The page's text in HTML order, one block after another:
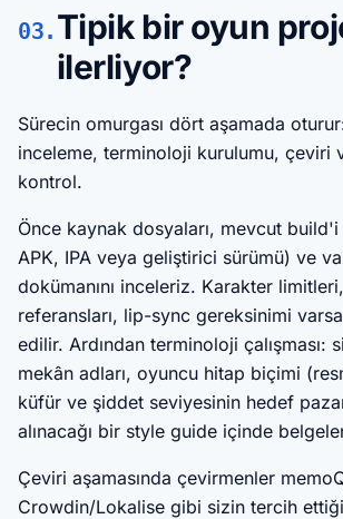
03. Tipik bir oyun
ilerliyor?
Sürecin omurgası dört aşamada
inceleme, terminoloji kurulumu, çeviri
kontrol.
Önce kaynak dosyaları, mevcut
APK, IPA veya geliştirici sürümü) ve
dokümanını inceleriz. Karakter
referansları, lip-sync gereksinimi
edilir. Ardından terminoloji çalışması:
mekân adları, oyuncu hitap biçimi
küfür ve şiddet seviyesinin hedef
alınacağı bir style guide içinde
Çeviri aşamasında çevirmenler
Crowdin/Lokalise gibi sizin tercih